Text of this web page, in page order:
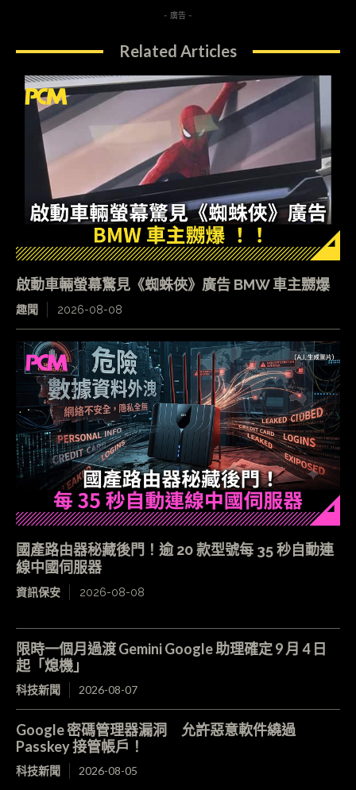
- 廣告 -
Related Articles
啟動車輛螢幕驚見《蜘蛛俠》廣告 BMW 車主嬲爆
趣聞 2026-08-08
國產路由器秘藏後門！逾 20 款型號每 35 秒自動連
線中國伺服器
資訊保安 2026-08-08
限時一個月過渡 Gemini Google 助理確定 9 月 4 日
起「熄機」
科技新聞 2026-08-07
Google 密碼管理器漏洞 允許惡意軟件繞過
Passkey 接管帳戶！
科技新聞 2026-08-05